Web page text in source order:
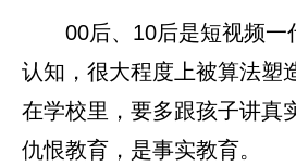
00后、10后是短视频一
认知，很大程度上被算法塑
在学校里，要多跟孩子讲
仇恨教育，是事实教育。